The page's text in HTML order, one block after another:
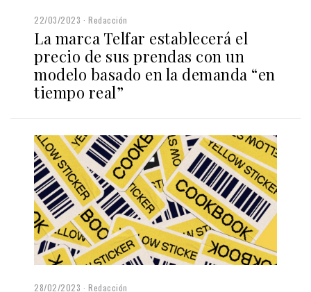
22/03/2023 Redacción
La marca Telfar establecerá el
precio de sus prendas con un
modelo basado en la demanda “en
tiempo real”
28/02/2023 Redacción